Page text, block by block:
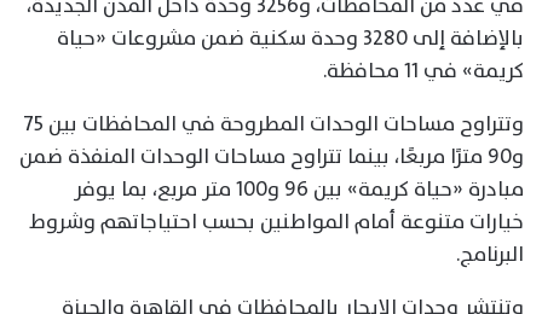
بالإضافة إلى 3280 وحدة سكنية ضمن مشروعات «حياة
كريمة» في 11 محافظة.
وتتراوح مساحات الوحدات المطروحة في المحافظات بين 75
و90 مترًا مربعًا، بينما تتراوح مساحات الوحدات المنفذة ضمن
مبادرة «حياة كريمة» بين 96 و100 متر مربع، بما يوفر
خيارات متنوعة أمام المواطنين بحسب احتياجاتهم وشروط
البرنامج.